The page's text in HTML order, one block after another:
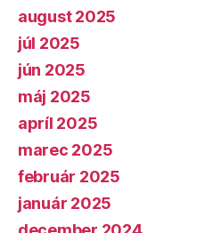
august 2025
júl 2025
jún 2025
máj 2025
apríl 2025
marec 2025
február 2025
január 2025